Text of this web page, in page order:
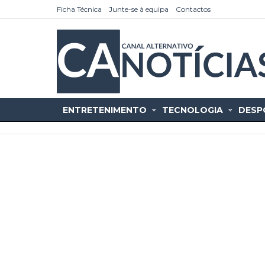
Ficha Técnica Junte-se à equipa Contactos
ENTRETENIMENTO TECNOLOGIA